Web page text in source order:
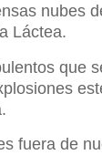
nubes
Láctea.
que
fuera de